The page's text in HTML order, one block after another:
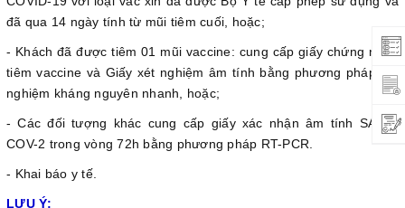
đã qua 14 ngày tính từ mũi tiêm cuối, hoặc;
- Khách đã được tiêm 01 mũi vaccine: cung cấp giấy chứng nhận
tiêm vaccine và Giấy xét nghiệm âm tính bằng phương pháp xét
nghiệm kháng nguyên nhanh, hoặc;
- Các đối tượng khác cung cấp giấy xác nhận âm tính SARS-
COV-2 trong vòng 72h bằng phương pháp RT-PCR.
- Khai báo y tế.
LƯU Ý: